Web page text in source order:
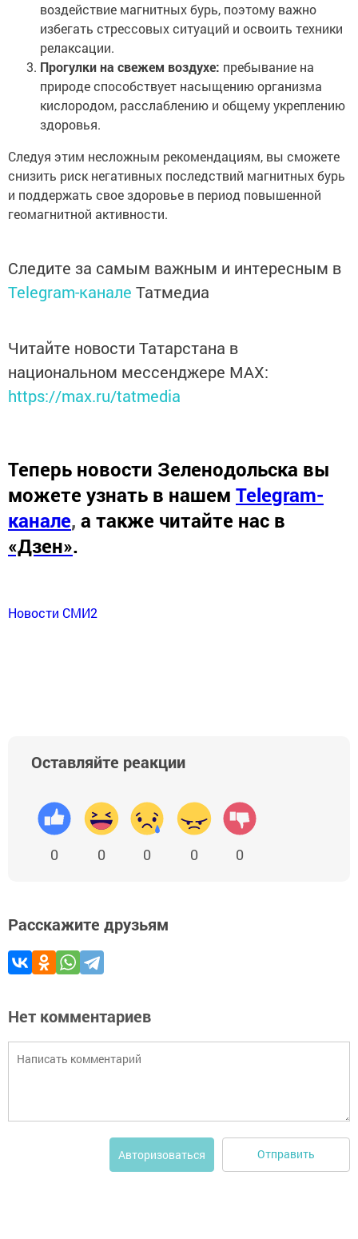
воздействие магнитных бурь, поэтому важно
избегать стрессовых ситуаций и освоить техники
релаксации.
Прогулки на свежем воздухе: пребывание на
природе способствует насыщению организма
кислородом, расслаблению и общему укреплению
здоровья.
Следуя этим несложным рекомендациям, вы сможете
снизить риск негативных последствий магнитных бурь
и поддержать свое здоровье в период повышенной
геомагнитной активности.
Следите за самым важным и интересным в
Telegram-канале Татмедиа
Читайте новости Татарстана в
национальном мессенджере MАХ:
https://max.ru/tatmedia
Теперь новости Зеленодольска вы
можете узнать в нашем Telegram-
канале, а также читайте нас в
«Дзен».
Новости СМИ2
Оставляйте реакции
0 0 0 0 0
Расскажите друзьям
Нет комментариев
Авторизоваться Отправить